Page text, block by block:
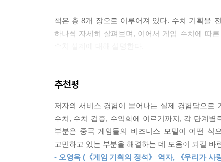
결제하는 형태로 판매한다. 매일 정상적으로는 자
에서 추가 도전 횟수 구매, 2배 보상 구매, 2배 드
유저가 각 단계에서 소비해야 하는 시간을 판단
을 세분화해 유저의 레벨 성장이 합리적인지 판단
확장팩에서 유저가 경험할 수 있는 콘텐츠가 총
이때 헤비과금 유저의 수요를 만족하려면 새로운
--- p.193
책은 총 8개 장으로 이루어져 있다. 수치 기획을
하나씩 자세히 살펴보며, 이어서 게임 수치에 따
다루는 유일무이한 책으로서, 게임 기획자 및 밸
추천평
저자의 서비스 경험이 묻어나는 실제 경험담으
수치, 수치 검증, 수익화에 이르기까지, 각 단계
부분은 중국 게임들의 비즈니스 모델이 어떤 식
고민하고 있는 부분을 해결하는 데 도움이 되길 바
- 오영욱 (《게임 기획의 정석》 역자, 《우리가 사